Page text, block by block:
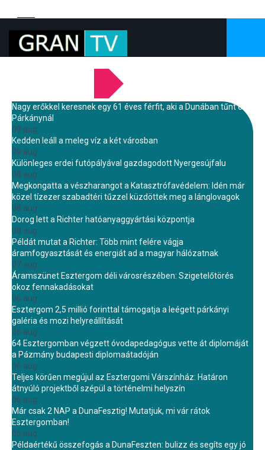
Nagy erőkkel keresnek egy 61 éves férfit, aki a Dunában tűnt el
Párkánynál
09 aug.
Kedden leáll a meleg víz a két városban
09 aug.
Különleges erdei futópályával gazdagodott Nyergesújfalu
08 aug.
Megkongatta a vészharangot a Katasztrófavédelem: Idén már
közel tízezer szabadtéri tűzzel küzdöttek meg a lánglovagok
08 aug.
Dorog lett a Richter hatóanyaggyártási központja
08 aug.
Példát mutat a Richter: Több mint felére vágja
áramfogyasztását és energiát ad a magyar hálózatnak
07 aug.
Áramszünet Esztergom déli városrészében: Szigetelőtörés
okoz fennakadásokat
06 aug.
Esztergom 2,5 millió forinttal támogatja a leégett párkányi
galéria és mozi helyreállítását
06 aug.
64 Esztergomban végzett óvodapedagógus vette át diplomáját
a Pázmány budapesti diplomaátadóján
06 aug.
Teljes körűen megújul az Esztergomi Várszínház: Határon
átnyúló projektből szépül a történelmi helyszín
06 aug.
Már csak 2 NAP a DunaFesztig! Mutatjuk, mi vár rátok
Esztergomban!
05 aug.
Példaértékű összefogás a DunaFeszten: bulizz és segíts egy jó